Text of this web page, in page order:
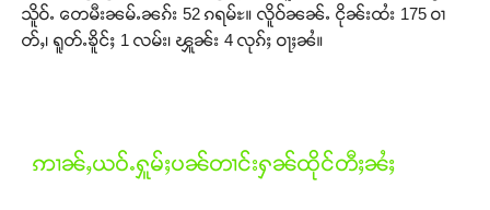
သိူဝ်ႉ တေမီးၼမ်ႉၼၵ်း 52 ၵရမ်ႊ။ လိူဝ်ၼၼ်ႉ ငိုၼ်းထႆး 175 ဝၢ
တ်ႇ၊ ရူတ်ႉၶိူင်ႈ 1 လမ်း၊ ၾူၼ်း 4 လုၵ်ႈ ဝႃႈၼႆ။
ဢၢၼ်ႇယဝ်ႉႁူမ်ႈပၼ်တၢင်းႁၼ်ထိုင်တီႈၼႆႈ